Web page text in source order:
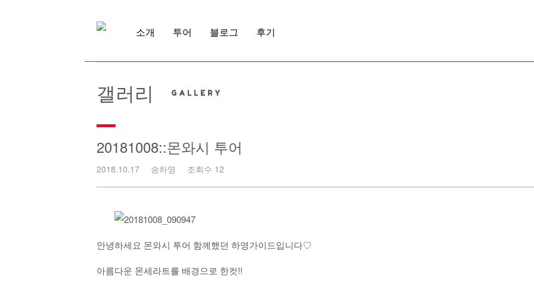
소개 투어 블로그 후기
갤러리
20181008::몬와시 투어
2018.10.17 송하영 조회수 12
안녕하세요 몬와시 투어 함께했던 하영가이드입니다♡
아름다운 몬세라트를 배경으로 한컷!!